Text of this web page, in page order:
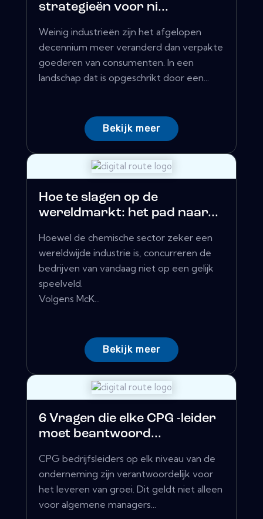
strategieën voor ni...
Weinig industrieën zijn het afgelopen
decennium meer veranderd dan verpakte
goederen van consumenten. In een
landschap dat is opgeschrikt door een...
Bekijk meer
Hoe te slagen op de
wereldmarkt: het pad naar...
Hoewel de chemische sector zeker een
wereldwijde industrie is, concurreren de
bedrijven van vandaag niet op een gelijk
speelveld.
Volgens McK...
Bekijk meer
6 Vragen die elke CPG -leider
moet beantwoord...
CPG bedrijfsleiders op elk niveau van de
onderneming zijn verantwoordelijk voor
het leveren van groei. Dit geldt niet alleen
voor algemene managers...